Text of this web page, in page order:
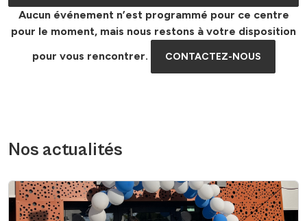
Aucun événement n’est programmé pour ce centre
pour le moment, mais nous restons à votre disposition
pour vous rencontrer.
CONTACTEZ-NOUS
Nos actualités